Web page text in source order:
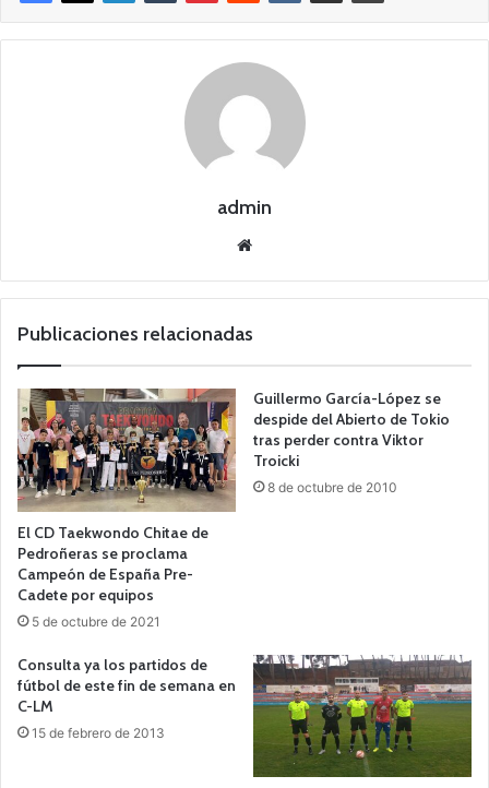
admin
we
Publicaciones relacionadas
El CD Taekwondo Chitae de
Pedroñeras se proclama
Campeón de España Pre-
Cadete por equipos
5 de octubre de 2021
Guillermo García-López se
despide del Abierto de Tokio
tras perder contra Viktor
Troicki
8 de octubre de 2010
Consulta ya los partidos de
fútbol de este fin de semana en
C-LM
15 de febrero de 2013